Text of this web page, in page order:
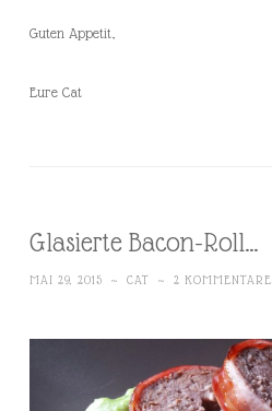
Guten Appetit,
Eure Cat
Glasierte Bacon-Roll…
MAI 29, 2015 ~ CAT ~ 2 KOMMENTARE